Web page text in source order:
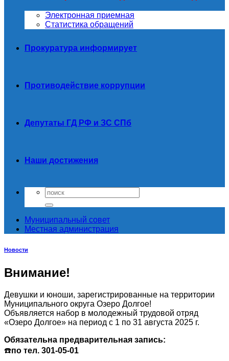
Электронная приемная
Статистика обращений
Прокуратура информирует
Противодействие коррупции
Депутаты ГД РФ и ЗС СПб
Наши достижения
Муниципальный совет
Местная администрация
Новости
Внимание!
Девушки и юноши, зарегистрированные на территории
Муниципального округа Озеро Долгое!
Объявляется набор в молодежный трудовой отряд
«Озеро Долгое» на период с 1 по 31 августа 2025 г.
Обязательна предварительная запись:
☎️по тел. 301-05-01